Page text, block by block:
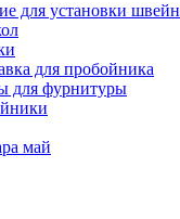
для установки
для пробойника
для фурнитуры
май